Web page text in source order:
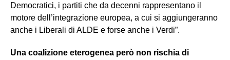
Democratici, i partiti che da decenni rappresentano il
motore dell’integrazione europea, a cui si aggiungeranno
anche i Liberali di ALDE e forse anche i Verdi”.
Una coalizione eterogenea però non rischia di